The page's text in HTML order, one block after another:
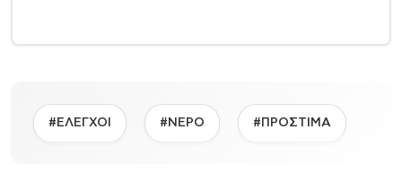
#ΕΛΕΓΧΟΙ #ΝΕΡΟ #ΠΡΟΣΤΙΜΑ